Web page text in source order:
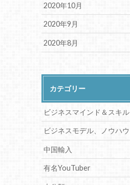
2020年10月
2020年9月
2020年8月
カテゴリー
ビジネスマインド＆スキル
ビジネスモデル、ノウハウ
中国輸入
有名YouTuber